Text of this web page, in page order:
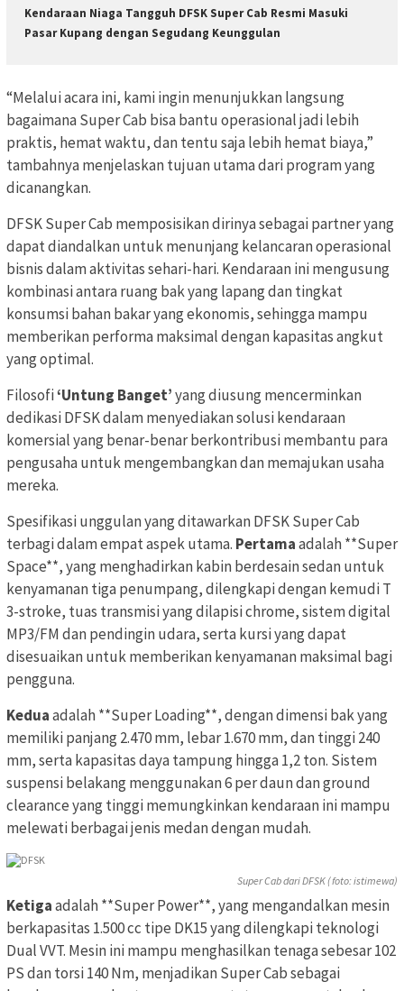
Kendaraan Niaga Tangguh DFSK Super Cab Resmi Masuki
Pasar Kupang dengan Segudang Keunggulan
“Melalui acara ini, kami ingin menunjukkan langsung
bagaimana Super Cab bisa bantu operasional jadi lebih
praktis, hemat waktu, dan tentu saja lebih hemat biaya,”
tambahnya menjelaskan tujuan utama dari program yang
dicanangkan.
DFSK Super Cab memposisikan dirinya sebagai partner yang
dapat diandalkan untuk menunjang kelancaran operasional
bisnis dalam aktivitas sehari-hari. Kendaraan ini mengusung
kombinasi antara ruang bak yang lapang dan tingkat
konsumsi bahan bakar yang ekonomis, sehingga mampu
memberikan performa maksimal dengan kapasitas angkut
yang optimal.
Filosofi‘Untung Banget’yang diusung mencerminkan
dedikasi DFSK dalam menyediakan solusi kendaraan
komersial yang benar-benar berkontribusi membantu para
pengusaha untuk mengembangkan dan memajukan usaha
mereka.
Spesifikasi unggulan yang ditawarkan DFSK Super Cab
terbagi dalam empat aspek utama. Pertamaadalah **Super
Space**, yang menghadirkan kabin berdesain sedan untuk
kenyamanan tiga penumpang, dilengkapi dengan kemudi T
3-stroke, tuas transmisi yang dilapisi chrome, sistem digital
MP3/FM dan pendingin udara, serta kursi yang dapat
disesuaikan untuk memberikan kenyamanan maksimal bagi
pengguna.
Keduaadalah **Super Loading**, dengan dimensi bak yang
memiliki panjang 2.470 mm, lebar 1.670 mm, dan tinggi 240
mm, serta kapasitas daya tampung hingga 1,2 ton. Sistem
suspensi belakang menggunakan 6 per daun dan ground
clearance yang tinggi memungkinkan kendaraan ini mampu
melewati berbagai jenis medan dengan mudah.
Super Cab dari DFSK ( foto: istimewa)
Ketigaadalah **Super Power**, yang mengandalkan mesin
berkapasitas 1.500 cc tipe DK15 yang dilengkapi teknologi
Dual VVT. Mesin ini mampu menghasilkan tenaga sebesar 102
PS dan torsi 140 Nm, menjadikan Super Cab sebagai